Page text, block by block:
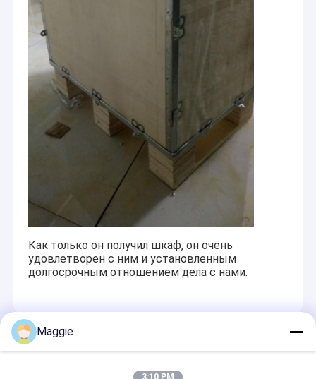
Как только он получил шкаф, он очень
удовлетворен с ним и установленным
долгосрочным отношением дела с нами.
Recommended Products
Maggie
3:10 PM